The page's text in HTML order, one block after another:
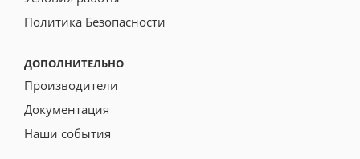
Политика Безопасности
ДОПОЛНИТЕЛЬНО
Производители
Документация
Наши события